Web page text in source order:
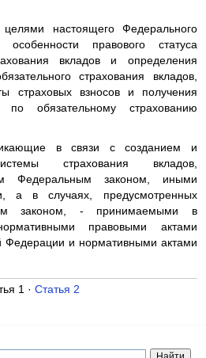
настоящего Федерального
особенности правового статуса
вкладов и определения
страхования вкладов,
страховых взносов и получения
по обязательному страхованию
в связи с созданием и
страхования вкладов,
Федеральным законом, иными
а в случаях, предусмотренных
законом, - принимаемыми в
правовыми актами
Федерации и нормативными актами
1 · Статья 2